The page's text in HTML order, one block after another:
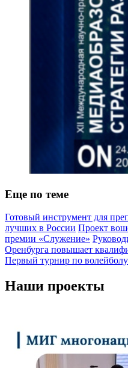
Еще по теме
Готовый инструмент для
лучших в России Проект
премии «Служение»
Оренбурга повышает
Первый турнир по
Наши проекты